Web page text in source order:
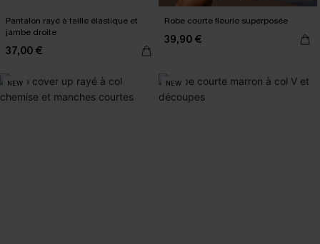
Pantalon rayé à taille élastique et
jambe droite
37,00 €
Robe courte fleurie superposée
39,90 €
NEW NEW